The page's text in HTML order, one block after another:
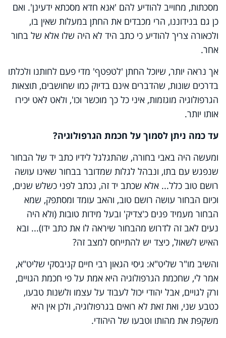
מסכתות, מחוייב להודיע להם 'אנא חדא מסכתא ידעינן'. ואם
כן גם בנידוננו, הרי מכבדים את החתן במעלות שאין בו,
ולכאורה צריך להודיע כי כתב היד לא היה שלו אלא של בחור
אחר.
אך נראה יותר, שיוכל החתן 'לטפטף' מדי פעם לחותנו ולכלתו
בדרכים שונות, שהדברים אינם בדיוק כמו שחושבים, תוצאות
הגרפולוגיה מוגזמות, איני כל כך מוכשר וכו', ולאט לאט יכירו
אותו יותר.
עד כמה ניתן לסמוך על חכמת הגרפולוגיה?
ומעשה היה באבי בחורה, שהתגלגל לידיו כתב יד של הבחור
שנפגש עם בתו, ונבהל לגלות שמדובר בבחור שאינו עושה
רושם טוב כלל... אלא שכתב יד זה, נכתב לפני כשלש שנים,
וכיום הבחור עושה רושם טוב, והאב עומד ומסתפק, שמא
הבחור מעמיד פנים כ'צדיק' ובעל מידות טובות (ולא היה
נעים לאב זה לדרוש מהבחור שיראה לו את כתב ידו)... ובא
האיש לשאול, כיצד יש להתייחס למצב זה?
והשיב מו"ר שליט"א: גיסי הגאון רבי חיים קניבסקי שליט"א,
אמר לי, שחכמת הגרפולוגיה היא אמת על פי חכמת הגויים,
ורק לגויים, אבל יהודי יכול לעבוד על עצמו ולשנות טבעו,
כטבע שני, ואת זאת לא רואים בגרפולוגיה, ולכן אין היא
משקפת את מהותו וטבעו של היהודי.